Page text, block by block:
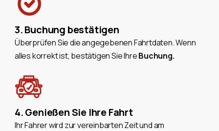
3. Buchung bestätigen
Überprüfen Sie die angegebenen Fahrtdaten. Wenn
alles korrekt ist, bestätigen Sie IhreBuchung.
4. Genießen Sie Ihre Fahrt
Ihr Fahrer wird zur vereinbarten Zeit und am